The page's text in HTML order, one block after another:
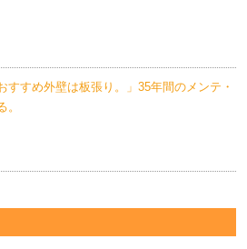
すすめ外壁は板張り。」35年間のメンテ・
。